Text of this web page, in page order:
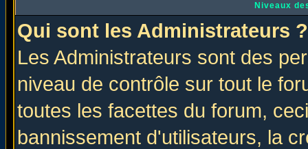
Niveaux
Qui sont les Administrateurs ?
Les Administrateurs sont des
niveau de contrôle sur tout le
toutes les facettes du forum,
bannissement d'utilisateurs, la